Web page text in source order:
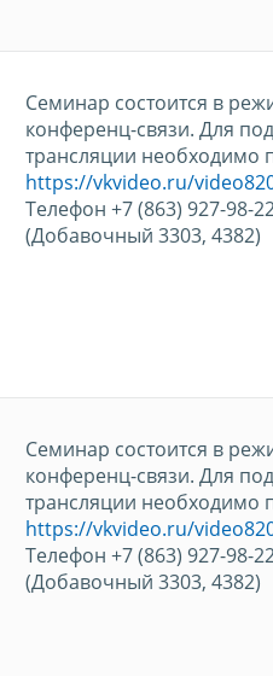
Семинар состоится в
конференц-связи. Для
трансляции необходимо
https://vkvideo.ru/
Телефон +7 (863) 927-98-
(Добавочный 3303, 4382)
Семинар состоится в
конференц-связи. Для
трансляции необходимо
https://vkvideo.ru/
Телефон +7 (863) 927-98-
(Добавочный 3303, 4382)